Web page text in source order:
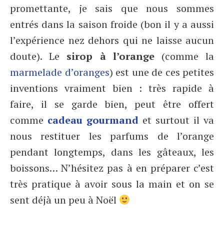
promettante, je sais que nous sommes
entrés dans la saison froide (bon il y a aussi
l’expérience nez dehors qui ne laisse aucun
doute). Le sirop à l’orange(comme la
marmelade d’oranges) est une de ces petites
inventions vraiment bien : très rapide à
faire, il se garde bien, peut être offert
comme cadeau gourmand et surtout il va
nous restituer les parfums de l’orange
pendant longtemps, dans les gâteaux, les
boissons… N’hésitez pas à en préparer c’est
très pratique à avoir sous la main et on se
sent déjà un peu à Noël